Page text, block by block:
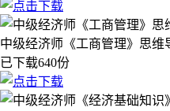
中级经济师《工商管理》思维
已下载640份